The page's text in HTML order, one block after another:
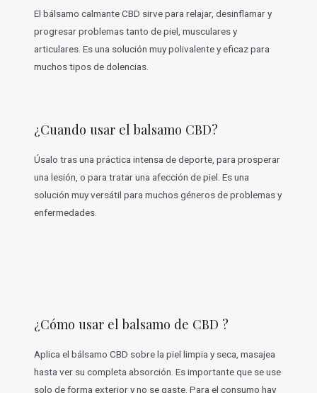
e
s
El bálsamo calmante CBD sirve para relajar, desinflamar y
progresar problemas tanto de piel, musculares y
articulares. Es una solución muy polivalente y eficaz para
muchos tipos de dolencias.
¿Cuando usar el balsamo CBD?
Úsalo tras una práctica intensa de deporte, para prosperar
una lesión, o para tratar una afección de piel. Es una
solución muy versátil para muchos géneros de problemas y
enfermedades.
¿Cómo usar el balsamo de CBD ?
Aplica el bálsamo CBD sobre la piel limpia y seca, masajea
hasta ver su completa absorción. Es importante que se use
solo de forma exterior y no se gaste. Para el consumo hay